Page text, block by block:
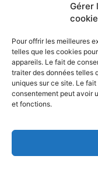
Gérer
Pour offrir les meilleures
telles que les cookies
appareils. Le fait de
traiter des données telles
uniques sur ce site. Le
consentement peut avoir
et fonctions.
Accueil Economie
©